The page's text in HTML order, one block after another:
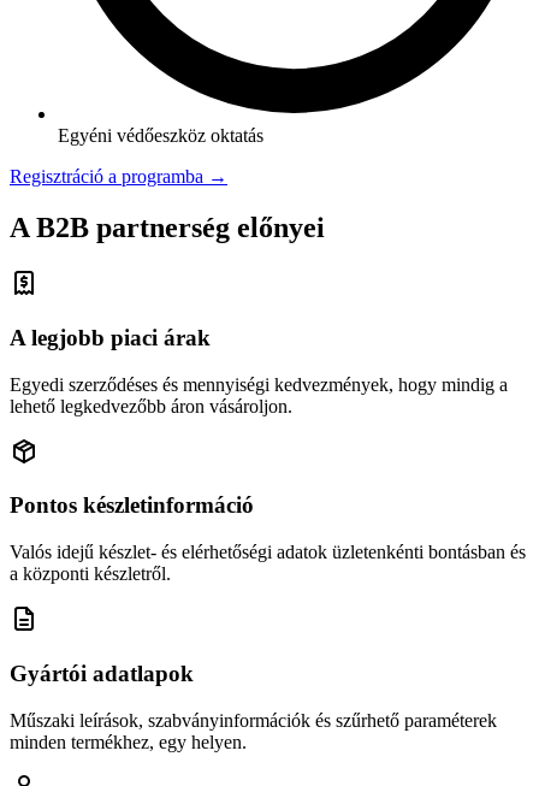
Egyéni védőeszköz oktatás
Regisztráció a programba →
A B2B partnerség előnyei
A legjobb piaci árak
Egyedi szerződéses és mennyiségi kedvezmények, hogy mindig a
lehető legkedvezőbb áron vásároljon.
Pontos készletinformáció
Valós idejű készlet- és elérhetőségi adatok üzletenkénti bontásban és
a központi készletről.
Gyártói adatlapok
Műszaki leírások, szabványinformációk és szűrhető paraméterek
minden termékhez, egy helyen.